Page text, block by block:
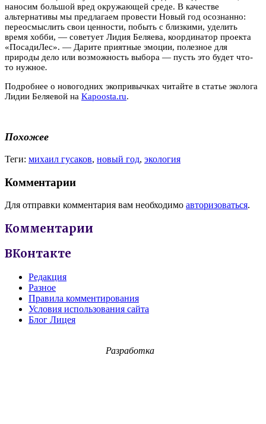
наносим большой вред окружающей среде. В качестве
альтернативы мы предлагаем провести Новый год осознанно:
переосмыслить свои ценности, побыть с близкими, уделить
время хобби, — советует Лидия Беляева, координатор проекта
«ПосадиЛес». — Дарите приятные эмоции, полезное для
природы дело или возможность выбора — пусть это будет что-
то нужное.
Подробнее о новогодних экопривычках читайте в статье эколога
Лидии Беляевой на Kapoosta.ru.
Похожее
Теги: михаил гусаков, новый год, экология
Комментарии
Для отправки комментария вам необходимо авторизоваться.
Комментарии
ВКонтакте
Редакция
Разное
Правила комментирования
Условия использования сайта
Блог Лицея
Разработка